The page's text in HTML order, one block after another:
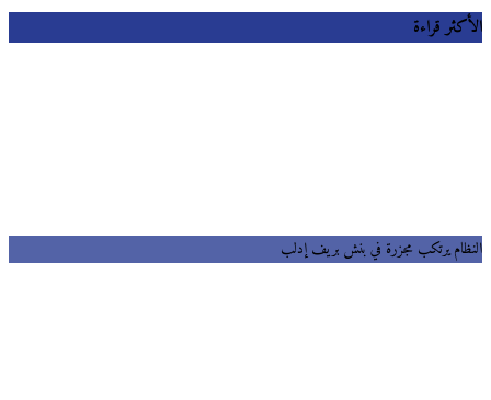
قراءة
يرتكب مجزرة في بنش بريف إدلب